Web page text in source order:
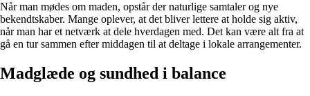
Når man mødes om maden, opstår der naturlige samtaler og nye
bekendtskaber. Mange oplever, at det bliver lettere at holde sig aktiv,
når man har et netværk at dele hverdagen med. Det kan være alt fra at
gå en tur sammen efter middagen til at deltage i lokale arrangementer.
Madglæde og sundhed i balance